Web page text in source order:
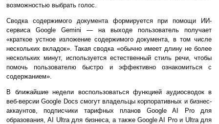
возможностью выбрать голос.
Сводка содержимого документа формируется при помощи ИИ-
сервиса Google Gemini — на выходе пользователь получает
«краткое устное изложение содержимого документа, в том числе
нескольких вкладок». Такая сводка «обычно имеет длину не более
нескольких минут, используется естественный стиль речи, чтобы
помочь пользователю быстро и эффективно ознакомиться с
содержанием».
В ближайшие недели воспользоваться функцией аудиосводок в
веб-версии Google Docs смогут владельцы корпоративных и бизнес-
аккаунтов, подписчики тарифных планов Google AI Pro для
образования, AI Ultra для бизнеса, а также Google AI Pro и Ultra для